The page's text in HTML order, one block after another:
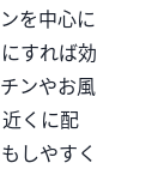
を中心に
すれば効
ンやお風
くに配
しやすく